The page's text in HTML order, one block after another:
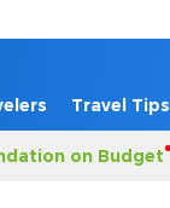
Travel Tips
on Budget